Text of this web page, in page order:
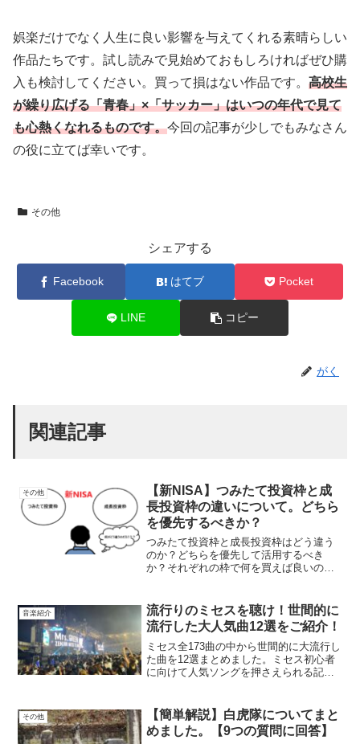
娯楽だけでなく人生に良い影響を与えてくれる素晴らしい
作品たちです。試し読みで見始めておもしろければぜひ購
入も検討してください。買って損はない作品です。 高校生
が繰り広げる「青春」×「サッカー」はいつの年代で見て
も心熱くなれるものです。今回の記事が少しでもみなさん
の役に立てば幸いです。
その他
シェアする
Facebook はてブ Pocket
LINE コピー
がく
関連記事
その他
【新NISA】つみたて投資枠と成
長投資枠の違いについて。どちら
を優先するべきか？
つみたて投資枠と成長投資枠はどう違う
のか？どちらを優先して活用するべき
か？それぞれの枠で何を買えば良いの
記事を書きました。それぞれの違いをし
っかり把握してから資産形成を始めまし
ょう。
音楽紹介
流行りのミセスを聴け！世間的に
流行した大人気曲12選をご紹介！
ミセス全173曲の中から世間的に大流行し
た曲を12選まとめました。ミセス初心者
に向けて人気ソングを押さえられる記事
いておりますのでぜひご覧ください。
その他
【簡単解説】白虎隊についてまと
めました。【9つの質問に回答】